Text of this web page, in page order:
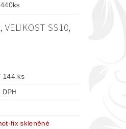
S.R.O.
VELIKOST SS10,
144 ks
bez DPH
fix skleněné